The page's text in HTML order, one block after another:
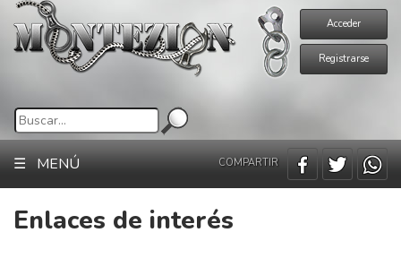
Acceder
Registrarse
☰ MENÚ COMPARTIR
Enlaces de interés